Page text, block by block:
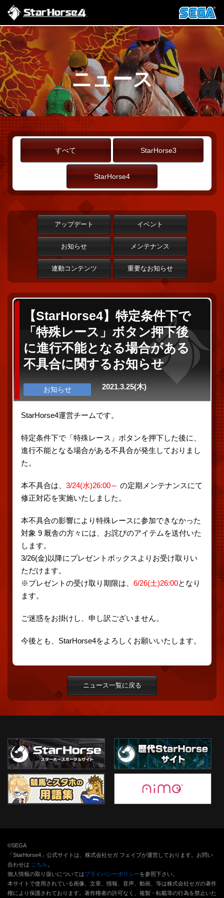
ニュース
すべて StarHorse3
StarHorse4
アップデート イベント
お知らせ メンテナンス
連動コンテンツ 重要なお知らせ
【StarHorse4】特定条件下で
「特殊レース」ボタン押下後
に進行不能となる場合がある
不具合に関するお知らせ
お知らせ 2021.3.25(木)
StarHorse4運営チームです。
特定条件下で「特殊レース」ボタンを押下した後に、
進行不能となる場合がある不具合が発生しておりまし
た。
本不具合は、 3/24(水)26:00～ の定期メンテナンスにて
修正対応を実施いたしました。
本不具合の影響により特殊レースに参加できなかった
対象 9 厩舎の方々には、お詫びのアイテムを送付いた
します。
3/26(金)以降にプレゼントボックスよりお受け取りい
ただけます。
※プレゼントの受け取り期限は、 6/26(土)26:00となり
ます。
ご迷惑をお掛けし、申し訳ございません。
今後とも、StarHorse4をよろしくお願いいたします。
ニュース一覧に戻る
©SEGA
「StarHorse4」公式サイトは、株式会社セガ フェイブが運営しております。お問い
合わせは こちら
個人情報の取り扱いについてはプライバシーポリシーを参照下さい。
本サイトで使用されている画像、文章、情報、音声、動画、等は株式会社セガの著作
権により保護されております。 著作権者の許可なく、複製・転載等の行為を禁止いた